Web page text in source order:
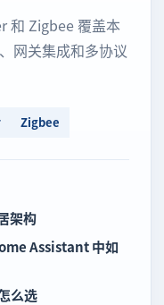
和 Zigbee 覆盖本
网关集成和多协议
Zigbee
架构
Assistant 中如
么选